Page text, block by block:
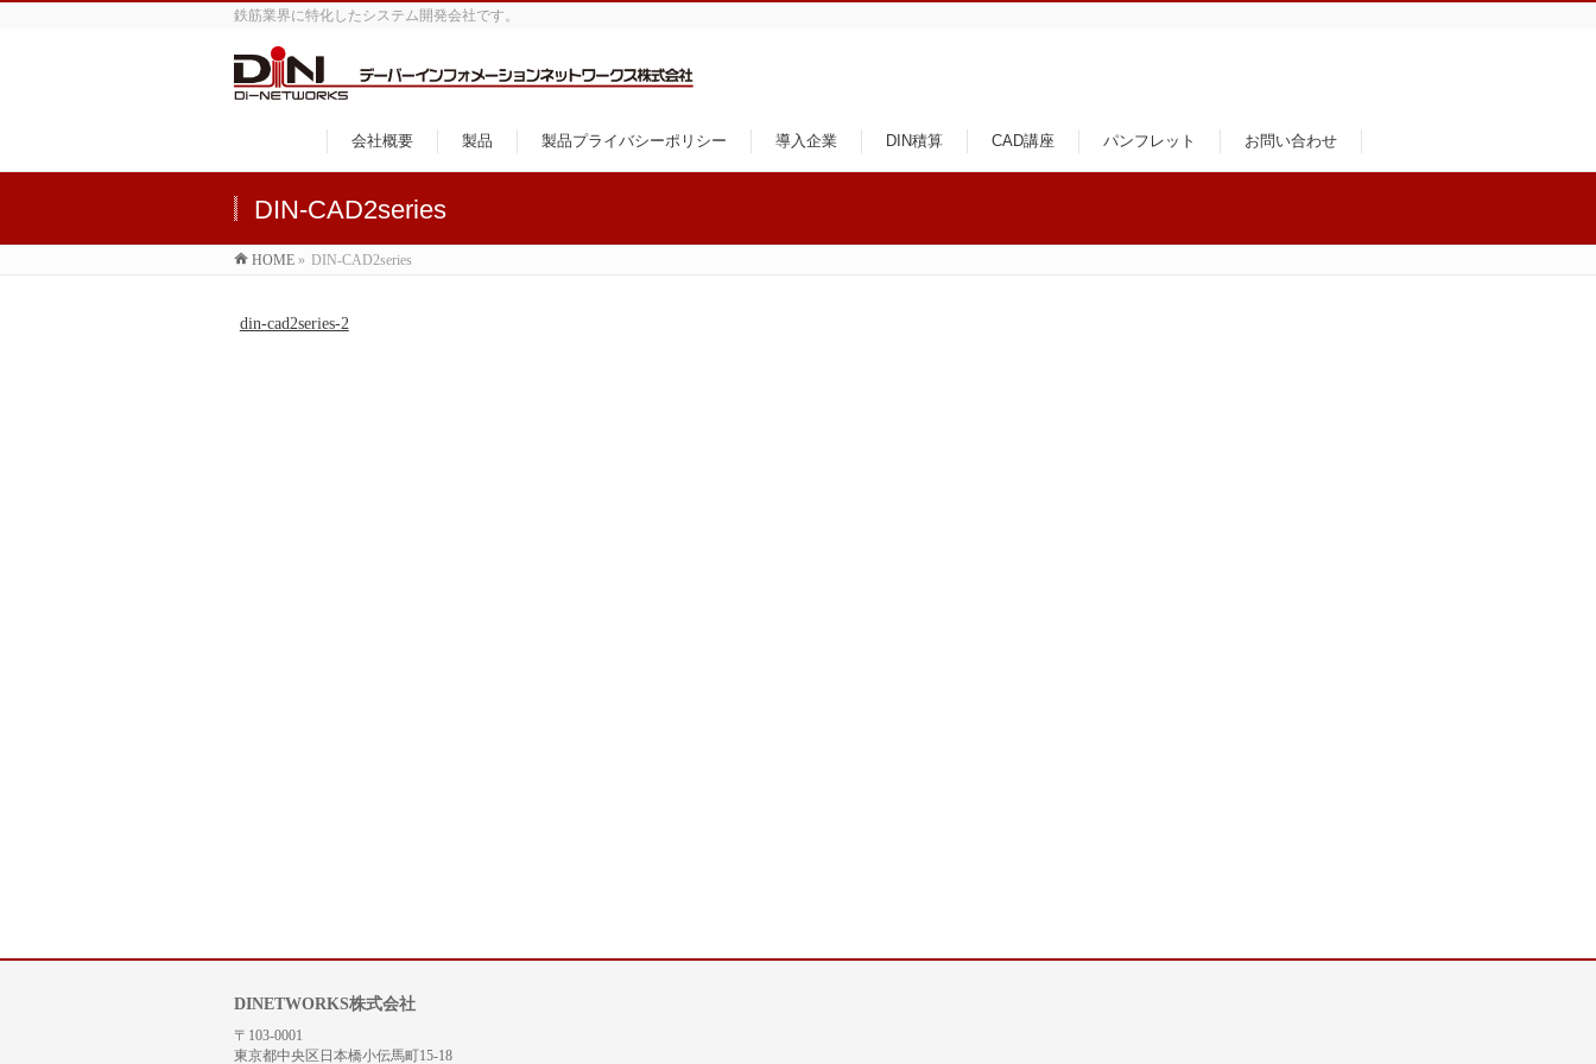
鉄筋業界に特化したシステム開発会社です。
会社概要 製品 製品プライバシーポリシー 導入企業 DIN積算 CAD講座 パンフレット お問い合わせ
DIN-CAD2series
HOME » DIN-CAD2series
din-cad2series-2
DINETWORKS株式会社
〒103-0001
東京都中央区日本橋小伝馬町15-18